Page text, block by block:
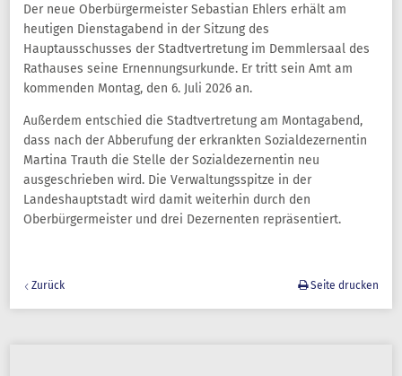
Der neue Oberbürgermeister Sebastian Ehlers erhält am
heutigen Dienstagabend in der Sitzung des
Hauptausschusses der Stadtvertretung im Demmlersaal des
Rathauses seine Ernennungsurkunde. Er tritt sein Amt am
kommenden Montag, den 6. Juli 2026 an.
Außerdem entschied die Stadtvertretung am Montagabend,
dass nach der Abberufung der erkrankten Sozialdezernentin
Martina Trauth die Stelle der Sozialdezernentin neu
ausgeschrieben wird. Die Verwaltungsspitze in der
Landeshauptstadt wird damit weiterhin durch den
Oberbürgermeister und drei Dezernenten repräsentiert.
Zurück Seite drucken